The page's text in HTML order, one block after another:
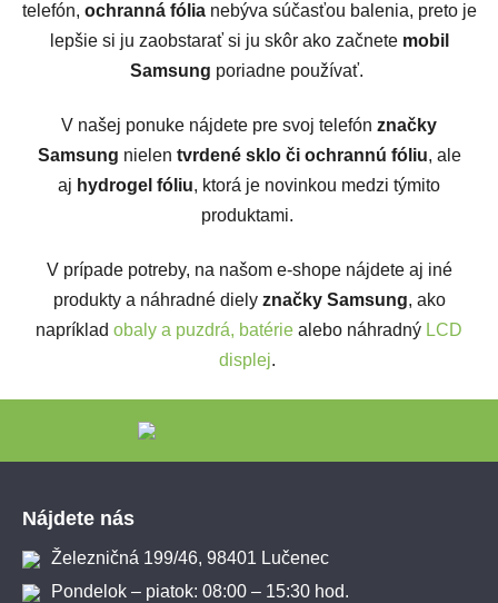
telefón, ochranná fólia nebýva súčasťou balenia, preto je
lepšie si ju zaobstarať si ju skôr ako začnete mobil
Samsung poriadne používať.
V našej ponuke nájdete pre svoj telefón značky
Samsung nielen tvrdené sklo či ochrannú fóliu, ale
aj hydrogel fóliu, ktorá je novinkou medzi týmito
produktami.
V prípade potreby, na našom e-shope nájdete aj iné
produkty a náhradné diely značky Samsung, ako
napríklad obaly a puzdrá, batérie alebo náhradný LCD
displej.
Nájdete nás
Železničná 199/46, 98401 Lučenec
Pondelok – piatok: 08:00 – 15:30 hod.